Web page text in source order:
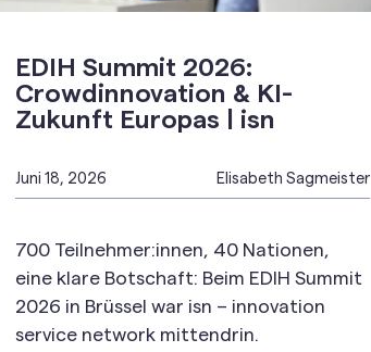
EDIH Summit 2026:
Crowdinnovation & KI-
Zukunft Europas | isn
Juni 18, 2026 Elisabeth Sagmeister
700 Teilnehmer:innen, 40 Nationen,
eine klare Botschaft: Beim EDIH Summit
2026 in Brüssel war isn – innovation
service network mittendrin.